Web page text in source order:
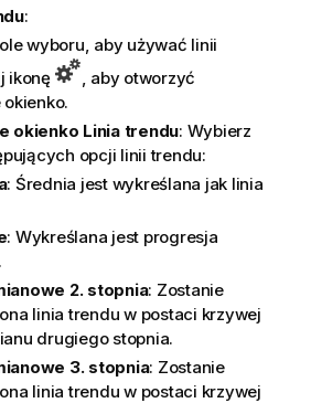
:
wyboru, aby używać linii
ikonę
, aby otworzyć
okienko Linia trendu: Wybierz
opcji linii trendu:
: Średnia jest wykreślana jak linia
: Wykreślana jest progresja
2. stopnia: Zostanie
linia trendu w postaci krzywej
drugiego stopnia.
3. stopnia: Zostanie
linia trendu w postaci krzywej